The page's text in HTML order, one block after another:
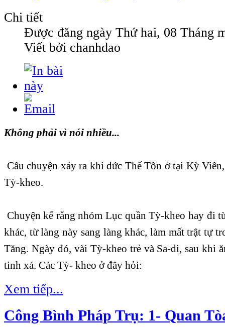
Chi tiết
Được đăng ngày Thứ hai, 08 Tháng
Viết bởi chanhdao
Không phải vì nói nhiều...
Câu chuyện xảy ra khi đức Thế Tôn ở tại Kỳ
Tỳ-kheo.
Chuyện kể rằng nhóm Lục quần Tỳ-kheo hay đi
khác, từ làng này sang làng khác, làm mất trật tự
Tăng. Ngày đó, vài Tỳ-kheo trẻ và Sa-di, sau khi
tinh xá. Các Tỳ- kheo ở đây hỏi:
Xem tiếp...
Công Bình Pháp Trụ: 1- Quan